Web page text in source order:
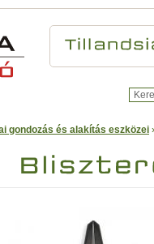
gondozás és alakítás eszközei